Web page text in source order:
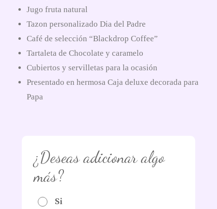
Jugo fruta natural
Tazon personalizado Dia del Padre
Café de selección “Blackdrop Coffee”
Tartaleta de Chocolate y caramelo
Cubiertos y servilletas para la ocasión
Presentado en hermosa Caja deluxe decorada para
Papa
¿Deseas adicionar algo
más?
Si